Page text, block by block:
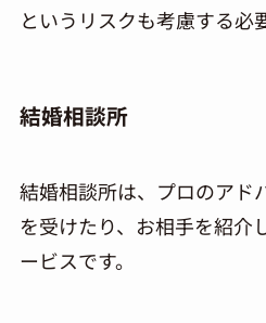
というリスクも考慮する必
結婚相談所
結婚相談所は、プロのアド
を受けたり、お相手を紹介
ービスです。